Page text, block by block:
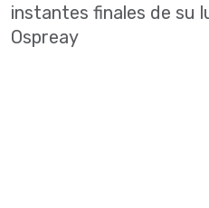
instantes finales de su
Ospreay